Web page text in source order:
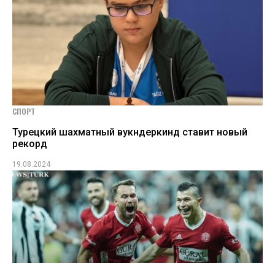
СПОРТ
Турецкий шахматный вукндеркинд ставит новый
рекорд
19.08.2024